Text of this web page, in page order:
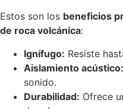
Estos son los beneficios
de roca volcánica:
Ignífugo: Resiste
Aislamiento acústico:
sonido.
Durabilidad: Ofrece